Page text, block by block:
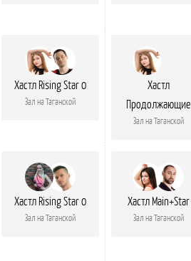
Хастл Rising Star 0
Зал на Таганской
Хастл
Продолжающие
Зал на Таганской
Хастл Rising Star 0
Зал на Таганской
Хастл Main+Star
Зал на Таганской